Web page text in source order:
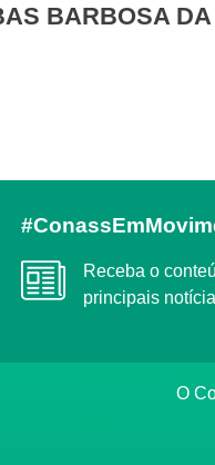
BARBOSA
Receba o conteúdo semanal do Conass com as
principais
O